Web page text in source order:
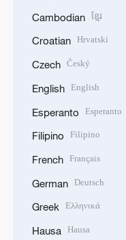
Cambodian ខ្មែរ
Croatian Hrvatski
Czech Český
English English
Esperanto Esperanto
Filipino Filipino
French Français
German Deutsch
Greek Ελληνικά
Hausa Hausa